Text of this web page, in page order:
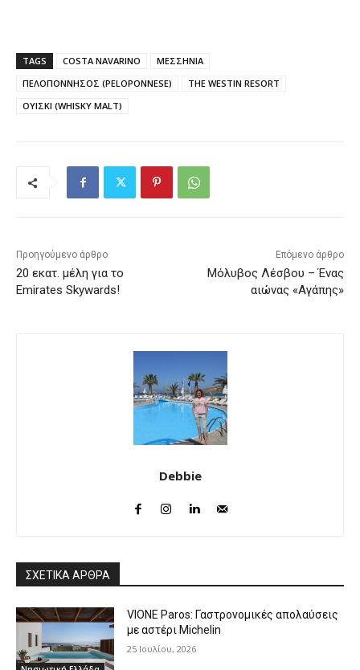
TAGS COSTA NAVARINO
ΜΕΣΣΗΝΙΑ
ΠΕΛΟΠΟΝΝΗΣΟΣ (PELOPONNESE)
THE WESTIN RESORT
ΟΥΙΣΚΙ (WHISKY MALT)
Προηγούμενο άρθρο
20 εκατ. μέλη για το
Emirates Skywards!
Επόμενο άρθρο
Μόλυβος Λέσβου – Ένας
αιώνας «Αγάπης»
Debbie
ΣΧΕΤΙΚΑ ΑΡΘΡΑ
VIONE Paros: Γαστρονομικές απολαύσεις
με αστέρι Michelin
25 Ιουλίου, 2026